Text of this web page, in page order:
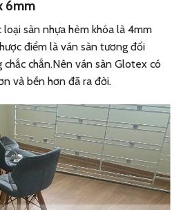
6mm
sàn nhựa hèm khóa là 4mm
điểm là ván sàn tương đối
chắc chắn.Nên ván sàn Glotex có
và bền hơn đã ra đời.